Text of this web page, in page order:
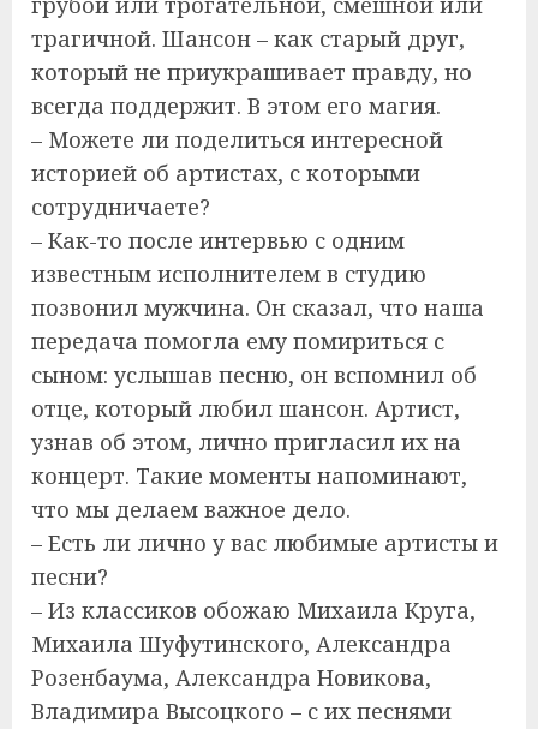
трагичной. Шансон – как старый друг,
который не приукрашивает правду, но
всегда поддержит. В этом его магия.
– Можете ли поделиться интересной
историей об артистах, с которыми
сотрудничаете?
– Как-то после интервью с одним
известным исполнителем в студию
позвонил мужчина. Он сказал, что наша
передача помогла ему помириться с
сыном: услышав песню, он вспомнил об
отце, который любил шансон. Артист,
узнав об этом, лично пригласил их на
концерт. Такие моменты напоминают,
что мы делаем важное дело.
– Есть ли лично у вас любимые артисты и
песни?
– Из классиков обожаю Михаила Круга,
Михаила Шуфутинского, Александра
Розенбаума, Александра Новикова,
Владимира Высоцкого – с их песнями